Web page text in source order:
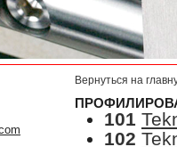
Вернуться на
101
102